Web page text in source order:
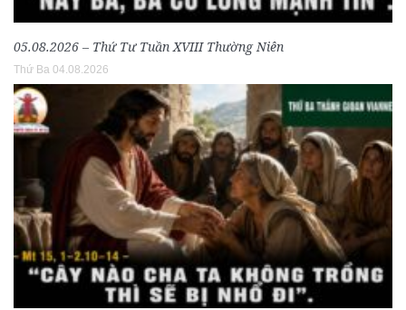
05.08.2026 – Thứ Tư Tuần XVIII Thường Niên
Thứ Ba 04.08.2026